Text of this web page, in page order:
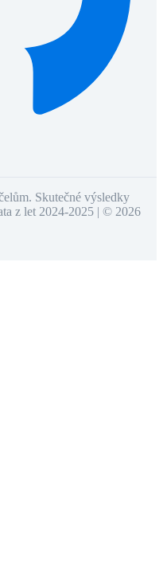
Skutečné výsledky
z let 2024-2025 | © 2026